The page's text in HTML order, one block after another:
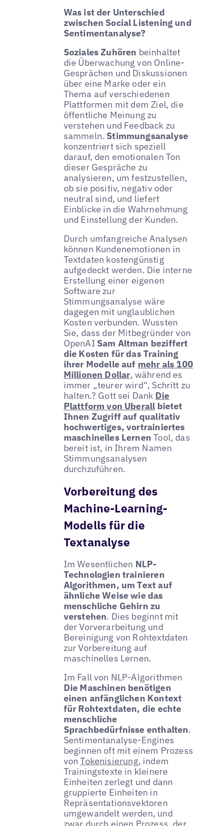
Was ist der Unterschied
zwischen Social Listening und
Sentimentanalyse?
Soziales Zuhören beinhaltet
die Überwachung von Online-
Gesprächen und Diskussionen
über eine Marke oder ein
Thema auf verschiedenen
Plattformen mit dem Ziel, die
öffentliche Meinung zu
verstehen und Feedback zu
sammeln. Stimmungsanalyse
konzentriert sich speziell
darauf, den emotionalen Ton
dieser Gespräche zu
analysieren, um festzustellen,
ob sie positiv, negativ oder
neutral sind, und liefert
Einblicke in die Wahrnehmung
und Einstellung der Kunden.
Durch umfangreiche Analysen
können Kundenemotionen in
Textdaten kostengünstig
aufgedeckt werden. Die interne
Erstellung einer eigenen
Software zur
Stimmungsanalyse wäre
dagegen mit unglaublichen
Kosten verbunden. Wussten
Sie, dass der Mitbegründer von
OpenAI Sam Altman beziffert
die Kosten für das Training
ihrer Modelle auf mehr als 100
Millionen Dollar, während es
immer „teurer wird“, Schritt zu
halten.? Gott sei Dank Die
Plattform von Uberall bietet
Ihnen Zugriff auf qualitativ
hochwertiges, vortrainiertes
maschinelles Lernen Tool, das
bereit ist, in Ihrem Namen
Stimmungsanalysen
durchzuführen.
Vorbereitung des
Machine-Learning-
Modells für die
Textanalyse
Im Wesentlichen NLP-
Technologien trainieren
Algorithmen, um Text auf
ähnliche Weise wie das
menschliche Gehirn zu
verstehen. Dies beginnt mit
der Vorverarbeitung und
Bereinigung von Rohtextdaten
zur Vorbereitung auf
maschinelles Lernen.
Im Fall von NLP-Algorithmen
Die Maschinen benötigen
einen anfänglichen Kontext
für Rohtextdaten, die echte
menschliche
Sprachbedürfnisse enthalten.
Sentimentanalyse-Engines
beginnen oft mit einem Prozess
vonTokenisierung, indem
Trainingstexte in kleinere
Einheiten zerlegt und dann
gruppierte Einheiten in
Repräsentationsvektoren
umgewandelt werden, und
zwar durch einen Prozess, der